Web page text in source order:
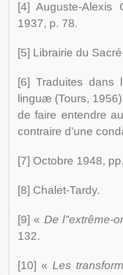
[4] Auguste-
1937, p. 78.
[5] Librairie du
[6] Traduites
linguæ (Tours,
de faire entendre
contraire d’une
[7] Octobre 1948,
[8] Chalet-Tardy.
[9] « De l’’extrême-
132.
[10] « Les